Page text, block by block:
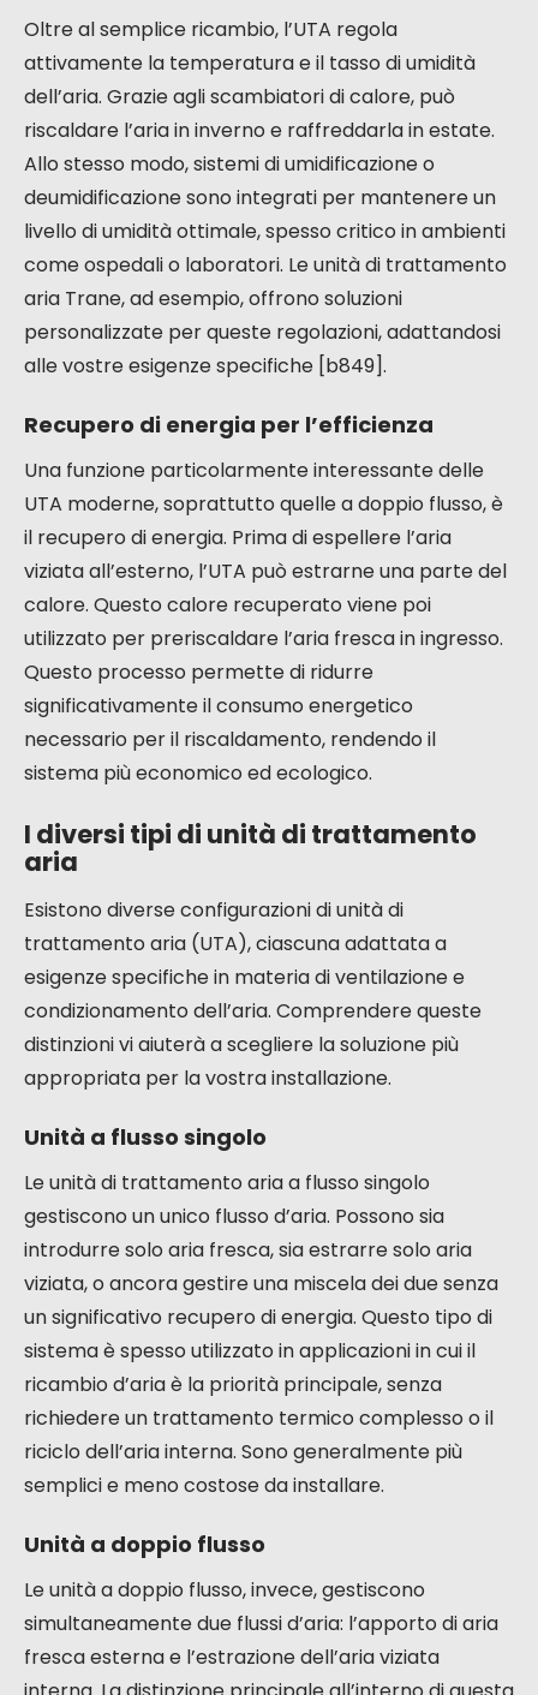
Oltre al semplice ricambio, l’UTA regola
attivamente la temperatura e il tasso di umidità
dell’aria. Grazie agli scambiatori di calore, può
riscaldare l’aria in inverno e raffreddarla in estate.
Allo stesso modo, sistemi di umidificazione o
deumidificazione sono integrati per mantenere un
livello di umidità ottimale, spesso critico in ambienti
come ospedali o laboratori. Le unità di trattamento
aria Trane, ad esempio, offrono soluzioni
personalizzate per queste regolazioni, adattandosi
alle vostre esigenze specifiche [b849].
Recupero di energia per l’efficienza
Una funzione particolarmente interessante delle
UTA moderne, soprattutto quelle a doppio flusso, è
il recupero di energia. Prima di espellere l’aria
viziata all’esterno, l’UTA può estrarne una parte del
calore. Questo calore recuperato viene poi
utilizzato per preriscaldare l’aria fresca in ingresso.
Questo processo permette di ridurre
significativamente il consumo energetico
necessario per il riscaldamento, rendendo il
sistema più economico ed ecologico.
I diversi tipi di unità di trattamento
aria
Esistono diverse configurazioni di unità di
trattamento aria (UTA), ciascuna adattata a
esigenze specifiche in materia di ventilazione e
condizionamento dell’aria. Comprendere queste
distinzioni vi aiuterà a scegliere la soluzione più
appropriata per la vostra installazione.
Unità a flusso singolo
Le unità di trattamento aria a flusso singolo
gestiscono un unico flusso d’aria. Possono sia
introdurre solo aria fresca, sia estrarre solo aria
viziata, o ancora gestire una miscela dei due senza
un significativo recupero di energia. Questo tipo di
sistema è spesso utilizzato in applicazioni in cui il
ricambio d’aria è la priorità principale, senza
richiedere un trattamento termico complesso o il
riciclo dell’aria interna. Sono generalmente più
semplici e meno costose da installare.
Unità a doppio flusso
Le unità a doppio flusso, invece, gestiscono
simultaneamente due flussi d’aria: l’apporto di aria
fresca esterna e l’estrazione dell’aria viziata